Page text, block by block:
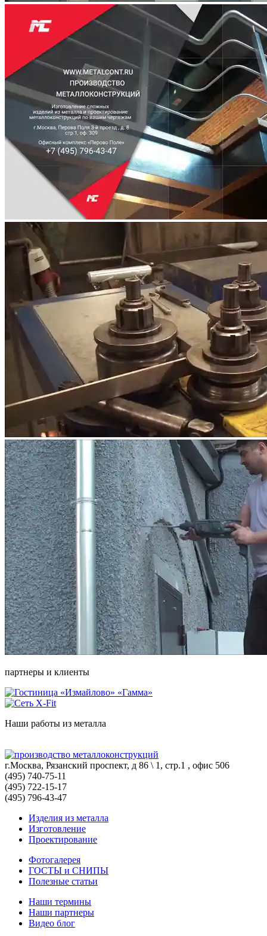
партнеры и клиенты
Наши работы из металла
г.Москва, Рязанский проспект, д 86 \ 1, стр.1 , офис 506
(495) 740-75-11
(495) 722-15-17
(495) 796-43-47
Изделия из металла
Изготовление
Проектирование
Фотогалерея
ГОСТЫ и СНИПЫ
Полезные статьи
Наши термины
Наши партнеры
Видео блог